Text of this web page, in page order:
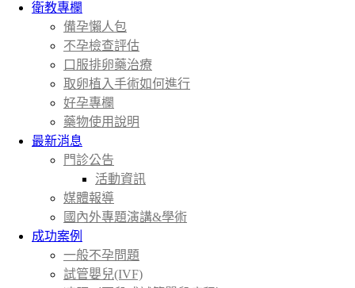
衛教專欄
備孕懶人包
不孕檢查評估
口服排卵藥治療
取卵植入手術如何進行
好孕專欄
藥物使用說明
最新消息
門診公告
活動資訊
媒體報導
國內外專題演講&學術
成功案例
一般不孕問題
試管嬰兒(IVF)